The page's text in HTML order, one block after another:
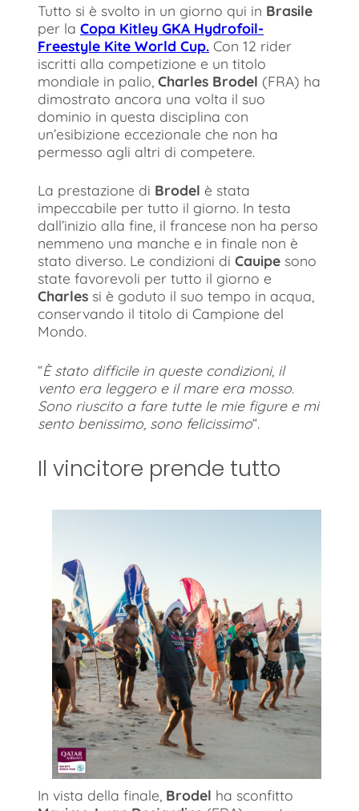
Tutto si è svolto in un giorno qui in Brasile
per la Copa Kitley GKA Hydrofoil-
Freestyle Kite World Cup. Con 12 rider
iscritti alla competizione e un titolo
mondiale in palio, Charles Brodel (FRA) ha
dimostrato ancora una volta il suo
dominio in questa disciplina con
un’esibizione eccezionale che non ha
permesso agli altri di competere.
La prestazione di Brodel è stata
impeccabile per tutto il giorno. In testa
dall’inizio alla fine, il francese non ha perso
nemmeno una manche e in finale non è
stato diverso. Le condizioni di Cauipe sono
state favorevoli per tutto il giorno e
Charles si è goduto il suo tempo in acqua,
conservando il titolo di Campione del
Mondo.
“È stato difficile in queste condizioni, il
vento era leggero e il mare era mosso.
Sono riuscito a fare tutte le mie figure e mi
sento benissimo, sono felicissimo“.
Il vincitore prende tutto
In vista della finale, Brodel ha sconfitto